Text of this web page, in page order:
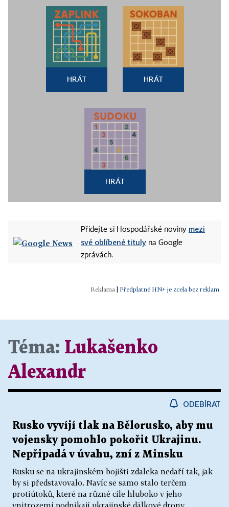
HRÁT HRÁT
HRÁT
Přidejte si Hospodářské noviny mezi
své oblíbené tituly na Google
zprávách.
Předplatné HN+ je zcela bez reklam.
Téma: Lukašenko
Alexandr
ODEBÍRAT
Rusko vyvíjí tlak na Bělorusko, aby mu
vojensky pomohlo pokořit Ukrajinu.
Nepřipadá v úvahu, zní z Minsku
Rusku se na ukrajinském bojišti zdaleka nedaří tak, jak
by si představovalo. Navíc se samo stalo terčem
protiútoků, které na různé cíle hluboko v jeho
vnitrozemí podnikají ukrajinské dálkové drony.